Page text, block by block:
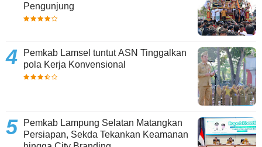
Pengunjung
Pemkab Lamsel tuntut ASN Tinggalkan
pola Kerja Konvensional
Pemkab Lampung Selatan Matangkan
Persiapan, Sekda Tekankan Keamanan